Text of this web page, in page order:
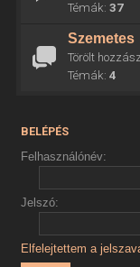
Témák: 37
Szemetes
Törölt
Témák: 4
BELÉPÉS
Felhasználónév:
Jelszó:
Elfelejtettem a